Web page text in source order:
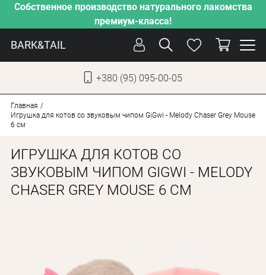
Собственное производство натурального лакомства
премиум-класса!
BARK&TAIL
+380 (95) 095-00-05
КОТЫ
ОТ ЖАРЫ
НАШЕ ПРОИЗВОДСТВО
О КОМПАНИИ
Главная
Игрушка для котов со звуковым чипом GiGwi - Melody Chaser Grey Mouse
6 см
ИГРУШКА ДЛЯ КОТОВ СО
ЗВУКОВЫМ ЧИПОМ GIGWI - MELODY
CHASER GREY MOUSE 6 СМ